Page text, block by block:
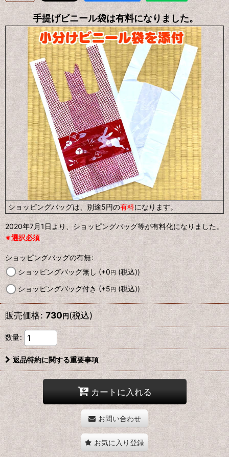
手提げビニール袋は有料になりました。
ショッピングバッグは、別途5円の有料になります。
2020年7月1日より、ショッピングバッグ等が有料化になりました。
※選択必須
ショッピングバッグの有無:
ショッピングバッグ無し (+0円 (税込))
ショッピングバッグ付き (+5円 (税込))
販売価格: 730円(税込)
数量:
返品特約に関する重要事項
カートに入れる
お問い合わせ
お気に入り登録